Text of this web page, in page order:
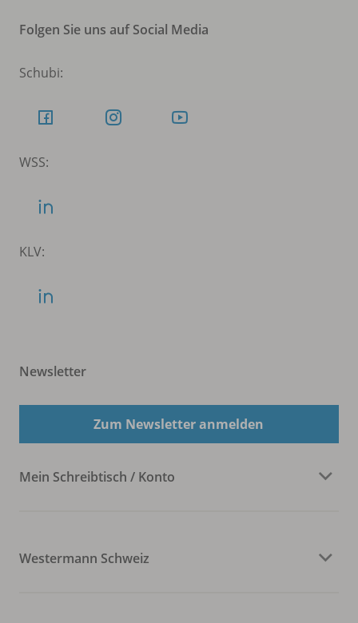
Folgen Sie uns auf Social Media
Schubi:
WSS:
KLV:
Newsletter
Zum Newsletter anmelden
Mein Schreibtisch / Konto
Westermann Schweiz